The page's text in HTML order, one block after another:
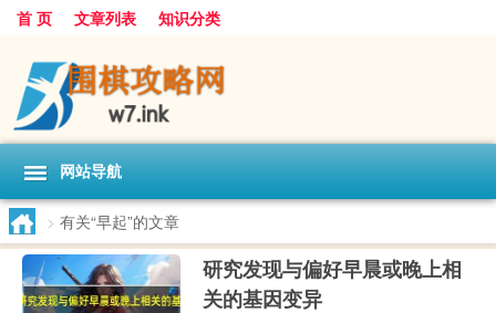
首 页 文章列表 知识分类
网站导航
> 有关“早起”的文章
研究发现与偏好早晨或晚上相
关的基因变异